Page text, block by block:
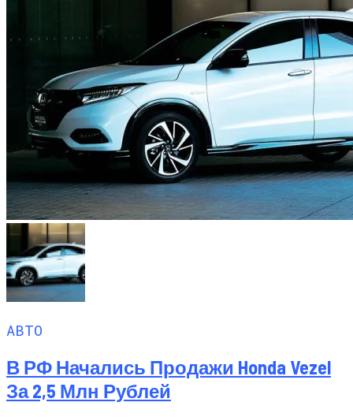
АВТО
В РФ Начались Продажи Honda Vezel
За 2,5 Млн Рублей